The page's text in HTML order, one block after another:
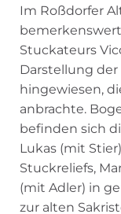
Im Roßdorfer
Stuckateurs
Darstellung
hingewiesen,
anbrachte.
befinden sich
Lukas (mit
Stuckreliefs,
(mit Adler) in
zur alten